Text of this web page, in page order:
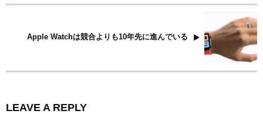
Apple Watchは競合よりも10年先に進んでいる
LEAVE A REPLY